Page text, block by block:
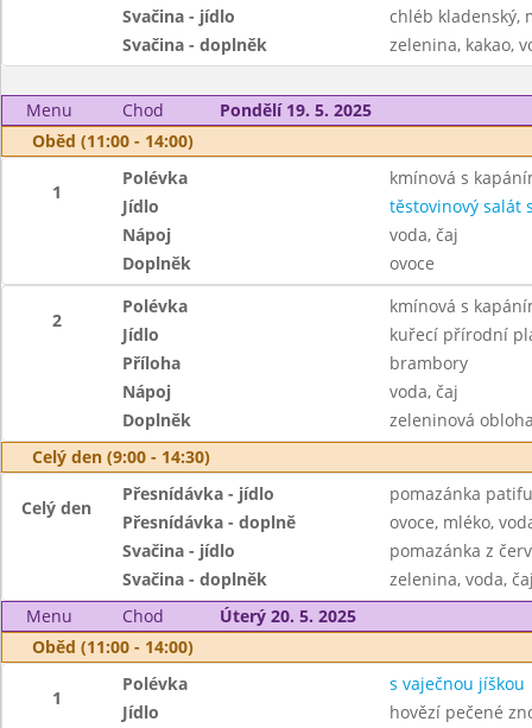
Svačina - jídlo
chléb kladenský,
Svačina - doplněk
zelenina, kakao,
Menu Chod
Pondělí 19. 5. 2025
Oběd (11:00 - 14:00)
1
Polévka
kmínová s
Jídlo
těstovinový salát
Nápoj
voda, čaj
Doplněk
ovoce
2
Polévka
kmínová s
Jídlo
kuřecí přírodní
Příloha
brambory
Nápoj
voda, čaj
Doplněk
zeleninová
Celý den (9:00 - 14:30)
Celý den
Přesnídávka - jídlo
pomazánka
Přesnídávka - doplně
ovoce, mléko,
Svačina - jídlo
pomazánka z
Svačina - doplněk
zelenina, voda,
Menu
Chod
Úterý 20. 5. 2025
Oběd (11:00 - 14:00)
1
Polévka
s vaječnou jíškou
Jídlo
hovězí pečené